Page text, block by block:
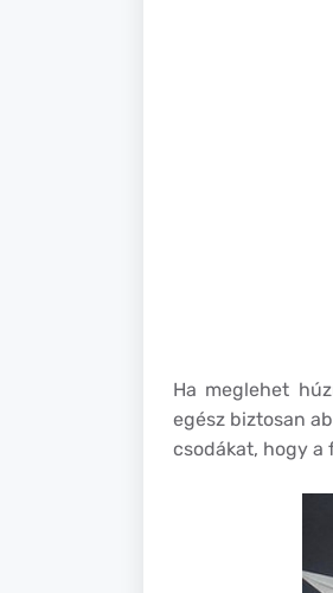
Ha meglehet
egész biztosan
csodákat, hogy a